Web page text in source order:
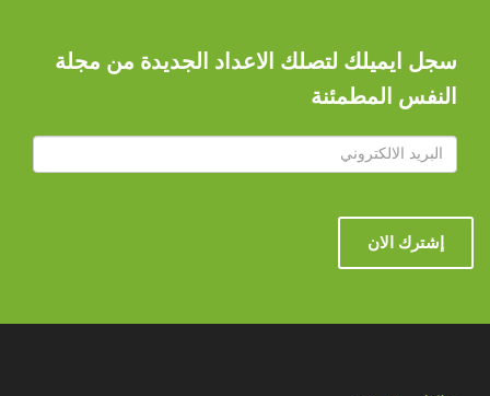
سجل ايميلك لتصلك الاعداد الجديدة من مجلة
النفس المطمئنة
إشترك الان